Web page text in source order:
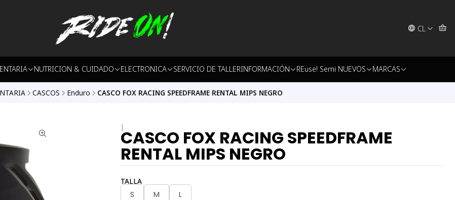
CL
NUTRICION & CUIDADO ELECTRONICA SERVICIO DE TALLERINFORMACIÓN REuse! Semi NUEVOS MARCAS
CASCOS Enduro CASCO FOX RACING SPEEDFRAME RENTAL MIPS NEGRO
|
CASCO FOX RACING SPEEDFRAME
RENTAL MIPS NEGRO
TALLA
S M L